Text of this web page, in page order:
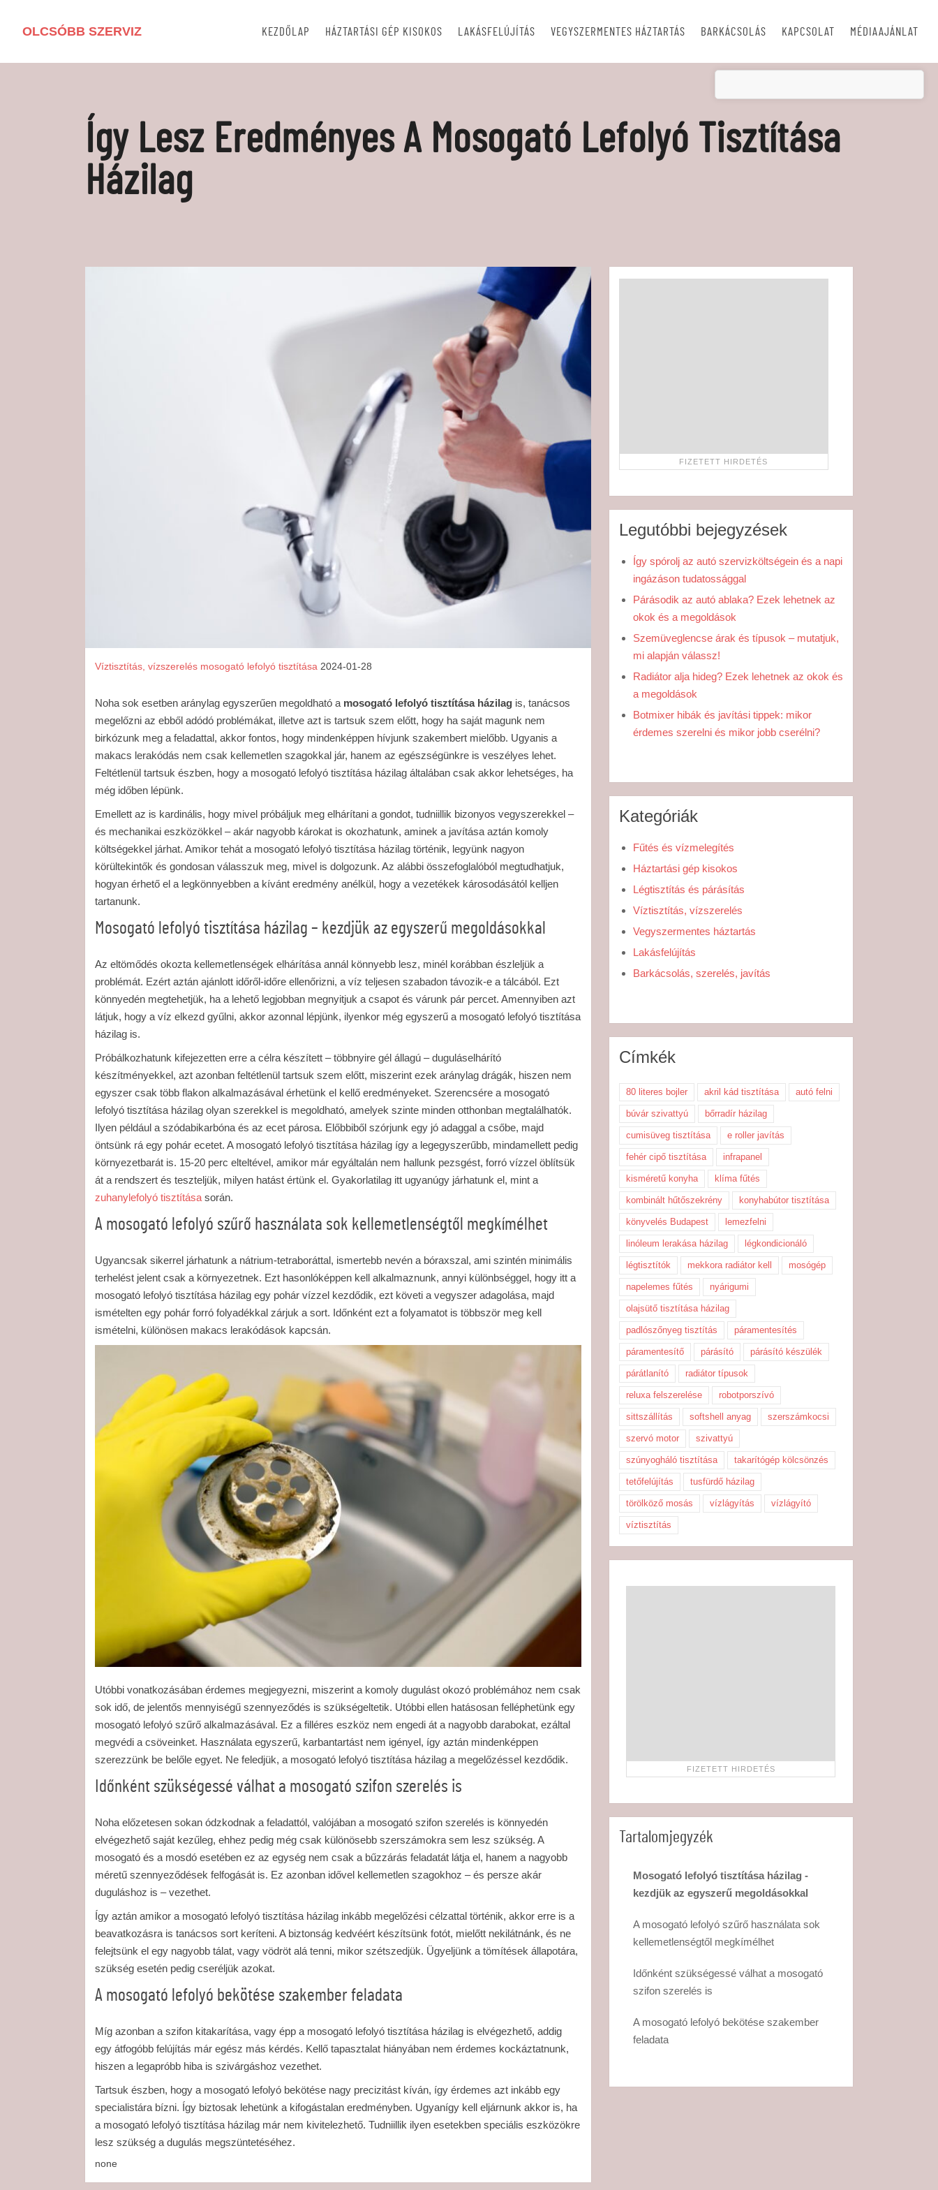
OLCSÓBB SZERVIZ KEZDŐLAP HÁZTARTÁSI GÉP KISOKOS LAKÁSFELÚJÍTÁS VEGYSZERMENTES HÁZTARTÁS BARKÁCSOLÁS KAPCSOLAT MÉDIAAJÁNLAT
Így Lesz Eredményes A Mosogató Lefolyó Tisztítása
Házilag
Víztisztítás, vízszerelés mosogató lefolyó tisztítása 2024-01-28
Noha sok esetben aránylag egyszerűen megoldható a mosogató lefolyó tisztítása házilag is, tanácsos
megelőzni az ebből adódó problémákat, illetve azt is tartsuk szem előtt, hogy ha saját magunk nem
birkózunk meg a feladattal, akkor fontos, hogy mindenképpen hívjunk szakembert mielőbb. Ugyanis a
makacs lerakódás nem csak kellemetlen szagokkal jár, hanem az egészségünkre is veszélyes lehet.
Feltétlenül tartsuk észben, hogy a mosogató lefolyó tisztítása házilag általában csak akkor lehetséges, ha
még időben lépünk.
Emellett az is kardinális, hogy mivel próbáljuk meg elhárítani a gondot, tudniillik bizonyos vegyszerekkel –
és mechanikai eszközökkel – akár nagyobb károkat is okozhatunk, aminek a javítása aztán komoly
költségekkel járhat. Amikor tehát a mosogató lefolyó tisztítása házilag történik, legyünk nagyon
körültekintők és gondosan válasszuk meg, mivel is dolgozunk. Az alábbi összefoglalóból megtudhatjuk,
hogyan érhető el a legkönnyebben a kívánt eredmény anélkül, hogy a vezetékek károsodásától kelljen
tartanunk.
Mosogató lefolyó tisztítása házilag – kezdjük az egyszerű megoldásokkal
Az eltömődés okozta kellemetlenségek elhárítása annál könnyebb lesz, minél korábban észleljük a
problémát. Ezért aztán ajánlott időről-időre ellenőrizni, a víz teljesen szabadon távozik-e a tálcából. Ezt
könnyedén megtehetjük, ha a lehető legjobban megnyitjuk a csapot és várunk pár percet. Amennyiben azt
látjuk, hogy a víz elkezd gyűlni, akkor azonnal lépjünk, ilyenkor még egyszerű a mosogató lefolyó tisztítása
házilag is.
Próbálkozhatunk kifejezetten erre a célra készített – többnyire gél állagú – duguláselhárító
készítményekkel, azt azonban feltétlenül tartsuk szem előtt, miszerint ezek aránylag drágák, hiszen nem
egyszer csak több flakon alkalmazásával érhetünk el kellő eredményeket. Szerencsére a mosogató
lefolyó tisztítása házilag olyan szerekkel is megoldható, amelyek szinte minden otthonban megtalálhatók.
Ilyen például a szódabikarbóna és az ecet párosa. Előbbiből szórjunk egy jó adaggal a csőbe, majd
öntsünk rá egy pohár ecetet. A mosogató lefolyó tisztítása házilag így a legegyszerűbb, mindamellett pedig
környezetbarát is. 15-20 perc elteltével, amikor már egyáltalán nem hallunk pezsgést, forró vízzel öblítsük
át a rendszert és teszteljük, milyen hatást értünk el. Gyakorlatilag itt ugyanúgy járhatunk el, mint a
zuhanylefolyó tisztítása során.
A mosogató lefolyó szűrő használata sok kellemetlenségtől megkímélhet
Ugyancsak sikerrel járhatunk a nátrium-tetraboráttal, ismertebb nevén a bóraxszal, ami szintén minimális
terhelést jelent csak a környezetnek. Ezt hasonlóképpen kell alkalmaznunk, annyi különbséggel, hogy itt a
mosogató lefolyó tisztítása házilag egy pohár vízzel kezdődik, ezt követi a vegyszer adagolása, majd
ismételten egy pohár forró folyadékkal zárjuk a sort. Időnként ezt a folyamatot is többször meg kell
ismételni, különösen makacs lerakódások kapcsán.
Utóbbi vonatkozásában érdemes megjegyezni, miszerint a komoly dugulást okozó problémához nem csak
sok idő, de jelentős mennyiségű szennyeződés is szükségeltetik. Utóbbi ellen hatásosan felléphetünk egy
mosogató lefolyó szűrő alkalmazásával. Ez a filléres eszköz nem engedi át a nagyobb darabokat, ezáltal
megvédi a csöveinket. Használata egyszerű, karbantartást nem igényel, így aztán mindenképpen
szerezzünk be belőle egyet. Ne feledjük, a mosogató lefolyó tisztítása házilag a megelőzéssel kezdődik.
Időnként szükségessé válhat a mosogató szifon szerelés is
Noha előzetesen sokan ódzkodnak a feladattól, valójában a mosogató szifon szerelés is könnyedén
elvégezhető saját kezűleg, ehhez pedig még csak különösebb szerszámokra sem lesz szükség. A
mosogató és a mosdó esetében ez az egység nem csak a bűzzárás feladatát látja el, hanem a nagyobb
méretű szennyeződések felfogását is. Ez azonban idővel kellemetlen szagokhoz – és persze akár
duguláshoz is – vezethet.
Így aztán amikor a mosogató lefolyó tisztítása házilag inkább megelőzési célzattal történik, akkor erre is a
beavatkozásra is tanácsos sort keríteni. A biztonság kedvéért készítsünk fotót, mielőtt nekilátnánk, és ne
felejtsünk el egy nagyobb tálat, vagy vödröt alá tenni, mikor szétszedjük. Ügyeljünk a tömítések állapotára,
szükség esetén pedig cseréljük azokat.
A mosogató lefolyó bekötése szakember feladata
Míg azonban a szifon kitakarítása, vagy épp a mosogató lefolyó tisztítása házilag is elvégezhető, addig
egy átfogóbb felújítás már egész más kérdés. Kellő tapasztalat hiányában nem érdemes kockáztatnunk,
hiszen a legapróbb hiba is szivárgáshoz vezethet.
Tartsuk észben, hogy a mosogató lefolyó bekötése nagy precizitást kíván, így érdemes azt inkább egy
specialistára bízni. Így biztosak lehetünk a kifogástalan eredményben. Ugyanígy kell eljárnunk akkor is, ha
a mosogató lefolyó tisztítása házilag már nem kivitelezhető. Tudniillik ilyen esetekben speciális eszközökre
lesz szükség a dugulás megszüntetéséhez.
none
Legutóbbi bejegyzések
Így spórolj az autó szervizköltségein és a napi
ingázáson tudatossággal
Párásodik az autó ablaka? Ezek lehetnek az
okok és a megoldások
Szemüveglencse árak és típusok – mutatjuk,
mi alapján válassz!
Radiátor alja hideg? Ezek lehetnek az okok és
a megoldások
Botmixer hibák és javítási tippek: mikor
érdemes szerelni és mikor jobb cserélni?
Kategóriák
Fűtés és vízmelegítés
Háztartási gép kisokos
Légtisztítás és párásítás
Víztisztítás, vízszerelés
Vegyszermentes háztartás
Lakásfelújítás
Barkácsolás, szerelés, javítás
Címkék
80 literes bojler akril kád tisztítása autó felni
búvár szivattyú bőrradír házilag
cumisüveg tisztítása e roller javítás
fehér cipő tisztítása infrapanel
kisméretű konyha klíma fűtés
kombinált hűtőszekrény konyhabútor tisztítása
könyvelés Budapest lemezfelni
linóleum lerakása házilag légkondicionáló
légtisztítók mekkora radiátor kell mosógép
napelemes fűtés nyárigumi
olajsütő tisztítása házilag
padlószőnyeg tisztítás páramentesítés
páramentesítő párásító párásító készülék
párátlanító radiátor típusok
reluxa felszerelése robotporszívó
sittszállítás softshell anyag szerszámkocsi
szervó motor szivattyú
szúnyogháló tisztítása takarítógép kölcsönzés
tetőfelújítás tusfürdő házilag
törölköző mosás vízlágyítás vízlágyító
víztisztítás
Tartalomjegyzék
Mosogató lefolyó tisztítása házilag -
kezdjük az egyszerű megoldásokkal
A mosogató lefolyó szűrő használata sok
kellemetlenségtől megkímélhet
Időnként szükségessé válhat a mosogató
szifon szerelés is
A mosogató lefolyó bekötése szakember
feladata